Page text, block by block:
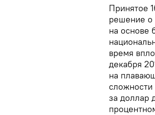
Принятое
решение о
на основе
время
декабря
на
сложности
за доллар